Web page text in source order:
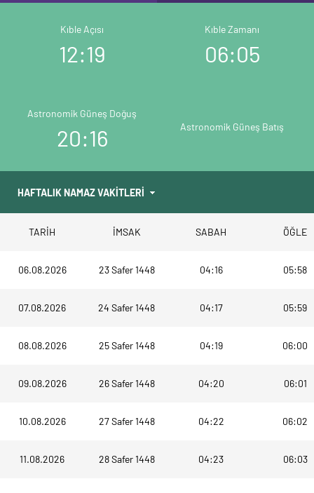
Kıble Açısı
12:19
Kıble Zamanı
06:05
Astronomik Güneş Doğuş
20:16 Astronomik Güneş Batış
TARİH İMSAK SABAH ÖĞLE
06.08.2026 23 Safer 1448 04:16 05:58
07.08.2026 24 Safer 1448 04:17 05:59
08.08.2026 25 Safer 1448 04:19 06:00
09.08.2026 26 Safer 1448 04:20 06:01
10.08.2026 27 Safer 1448 04:22 06:02
11.08.2026 28 Safer 1448 04:23 06:03